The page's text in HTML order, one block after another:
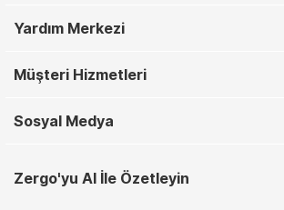
Yardım Merkezi
Müşteri Hizmetleri
Sosyal Medya
Zergo'yu AI İle Özetleyin